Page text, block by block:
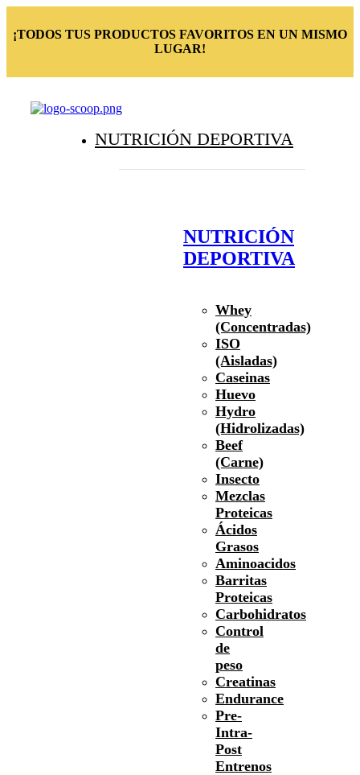
¡TODOS TUS PRODUCTOS FAVORITOS EN UN MISMO
LUGAR!
NUTRICIÓN DEPORTIVA
NUTRICIÓN
DEPORTIVA
Whey
(Concentradas)
ISO
(Aisladas)
Caseinas
Huevo
Hydro
(Hidrolizadas)
Beef
(Carne)
Insecto
Mezclas
Proteicas
Ácidos
Grasos
Aminoacidos
Barritas
Proteicas
Carbohidratos
Control
de
peso
Creatinas
Endurance
Pre-
Intra-
Post
Entrenos